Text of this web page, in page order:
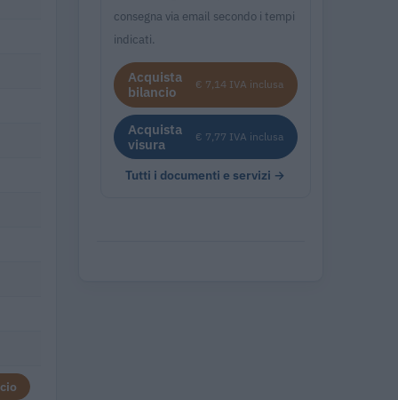
consegna via email secondo i tempi
indicati.
Acquista
bilancio
€ 7,14 IVA inclusa
Acquista
visura
€ 7,77 IVA inclusa
Tutti i documenti e servizi →